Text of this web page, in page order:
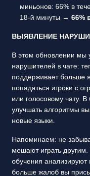
миньонов: 66% в
18-й минуты → 66%
ВЫЯВЛЕНИЕ
В этом обновлении мы
нарушителей в чате:
поддерживает больше
попадаться игроки с
или голосовому чату.
улучшать алгоритмы
новые языки.
Напоминаем: не
мешают играть
обучения
больше жалоб вы